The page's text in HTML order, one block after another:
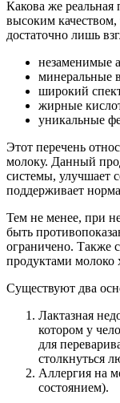
Какова же реальная
высоким
достаточно лишь
незаменимые
минеральные
широкий
жирные
уникальные
Этот перечень
молоку. Данный
системы, улучшает
поддерживает
Тем не менее, при
быть
ограничено. Также
продуктами молоко
Существуют два
Лактазная
котором у
для
столкнуться
Аллергия на
состоянием).